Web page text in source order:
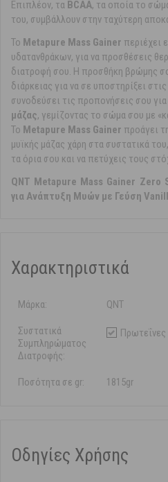
Επιπλέον, τα BCAA, τα οποία το
του, συμβάλλουν στην ταχύτερη
Το Metapure Mass Gainer περιέχει
υδατανθράκων, για να προσθέσεις
διατροφή σου. Η προσθήκη βρώμης
διάρκειας για να σε υποστηρίξει
συνοδεύσει τις προπονήσεις σου για
μάζας, γεμίζοντας το σώμα σου με
Το Metapure Mass Gainer προάγει
μυϊκής μάζας χάρη στα συστατικά
τα όρια σου και να πετύχεις τους
QNT Metapure Mass Gainer Zero
για Ανάπτυξη Μυών με Γεύση
Χαρακτηριστικά
Μάρκα: QNT
Συστατικά
Συμπληρώματος
Διατροφής:
Πρωτεΐνες
Ποσότητα σε gr: 1815gr
Οδηγίες Χρήσης